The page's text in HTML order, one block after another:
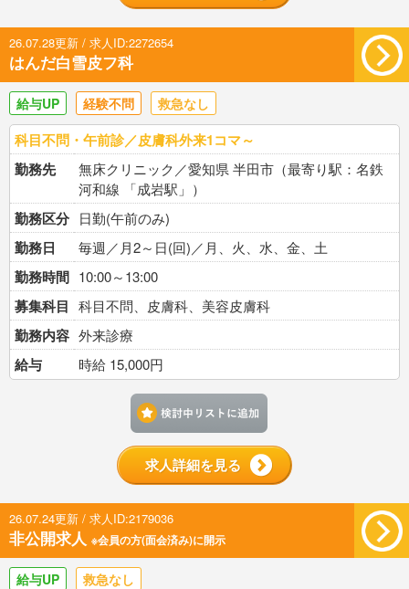
26.07.28更新 / 求人ID:2272654
はんだ白雪皮フ科
給与UP 経験不問 救急なし
科目不問・午前診／皮膚科外来1コマ～
勤務先
無床クリニック／愛知県 半田市（最寄り駅：名鉄
河和線 「成岩駅」）
勤務区分 日勤(午前のみ)
勤務日 毎週／月2～日(回)／月、火、水、金、土
勤務時間 10:00～13:00
募集科目 科目不問、皮膚科、美容皮膚科
勤務内容 外来診療
給与 時給 15,000円
求人詳細を見る
26.07.24更新 / 求人ID:2179036
非公開求人 ※会員の方(面会済み)に開示
給与UP 救急なし